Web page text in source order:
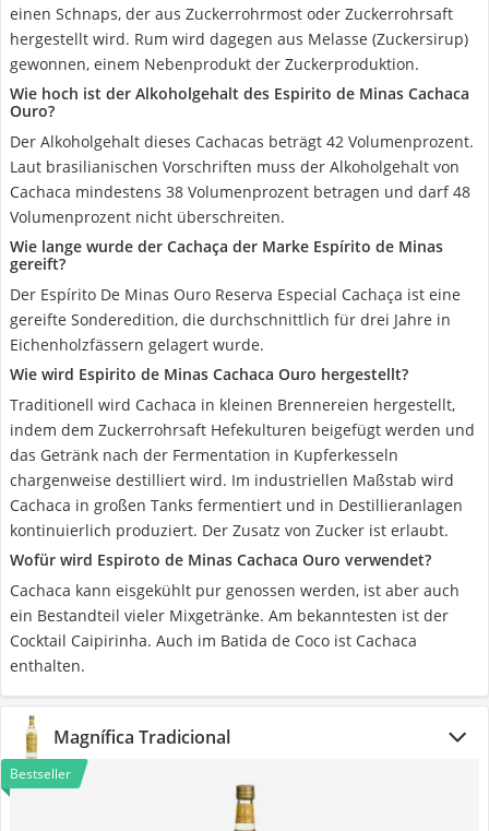
einen Schnaps, der aus Zuckerrohrmost oder Zuckerrohrsaft
hergestellt wird. Rum wird dagegen aus Melasse (Zuckersirup)
gewonnen, einem Nebenprodukt der Zuckerproduktion.
Wie hoch ist der Alkoholgehalt des Espirito de Minas Cachaca
Ouro?
Der Alkoholgehalt dieses Cachacas beträgt 42 Volumenprozent.
Laut brasilianischen Vorschriften muss der Alkoholgehalt von
Cachaca mindestens 38 Volumenprozent betragen und darf 48
Volumenprozent nicht überschreiten.
Wie lange wurde der Cachaça der Marke Espírito de Minas
gereift?
Der Espírito De Minas Ouro Reserva Especial Cachaça ist eine
gereifte Sonderedition, die durchschnittlich für drei Jahre in
Eichenholzfässern gelagert wurde.
Wie wird Espirito de Minas Cachaca Ouro hergestellt?
Traditionell wird Cachaca in kleinen Brennereien hergestellt,
indem dem Zuckerrohrsaft Hefekulturen beigefügt werden und
das Getränk nach der Fermentation in Kupferkesseln
chargenweise destilliert wird. Im industriellen Maßstab wird
Cachaca in großen Tanks fermentiert und in Destillieranlagen
kontinuierlich produziert. Der Zusatz von Zucker ist erlaubt.
Wofür wird Espiroto de Minas Cachaca Ouro verwendet?
Cachaca kann eisgekühlt pur genossen werden, ist aber auch
ein Bestandteil vieler Mixgetränke. Am bekanntesten ist der
Cocktail Caipirinha. Auch im Batida de Coco ist Cachaca
enthalten.
Magnífica Tradicional
Bestseller